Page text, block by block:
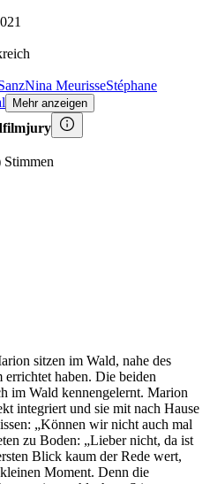
Nina MeurisseStéphane
Mehr anzeigen
Stimmen
sitzen im Wald, nahe des
errichtet haben. Die beiden
im Wald kennengelernt. Marion
integriert und sie mit nach Hause
„Können wir nicht auch mal
zu Boden: „Lieber nicht, da ist
Blick kaum der Rede wert,
Moment. Denn die